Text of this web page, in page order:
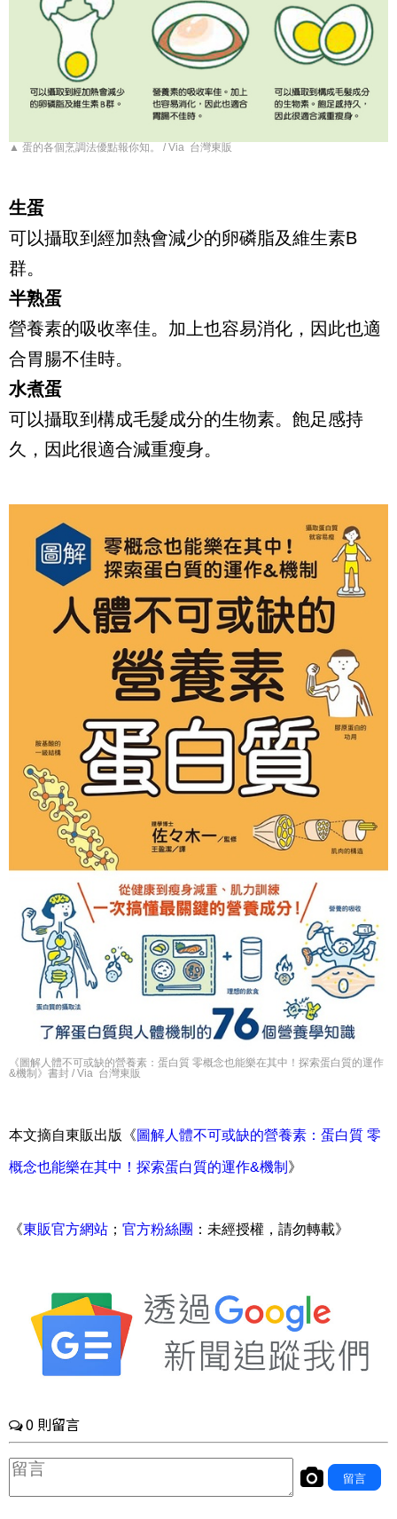
▲ 蛋的各個烹調法優點報你知。 / Via 台灣東販
生蛋
可以攝取到經加熱會減少的卵磷脂及維生素B
群。
半熟蛋
營養素的吸收率佳。加上也容易消化，因此也適
合胃腸不佳時。
水煮蛋
可以攝取到構成毛髮成分的生物素。飽足感持
久，因此很適合減重瘦身。
《圖解人體不可或缺的營養素：蛋白質 零概念也能樂在其中！探索蛋白質的運作
&機制》書封 / Via 台灣東販
本文摘自東販出版《圖解人體不可或缺的營養素：蛋白質 零
概念也能樂在其中！探索蛋白質的運作&機制 》
《東販官方網站 ； 官方粉絲團 ：未經授權，請勿轉載》